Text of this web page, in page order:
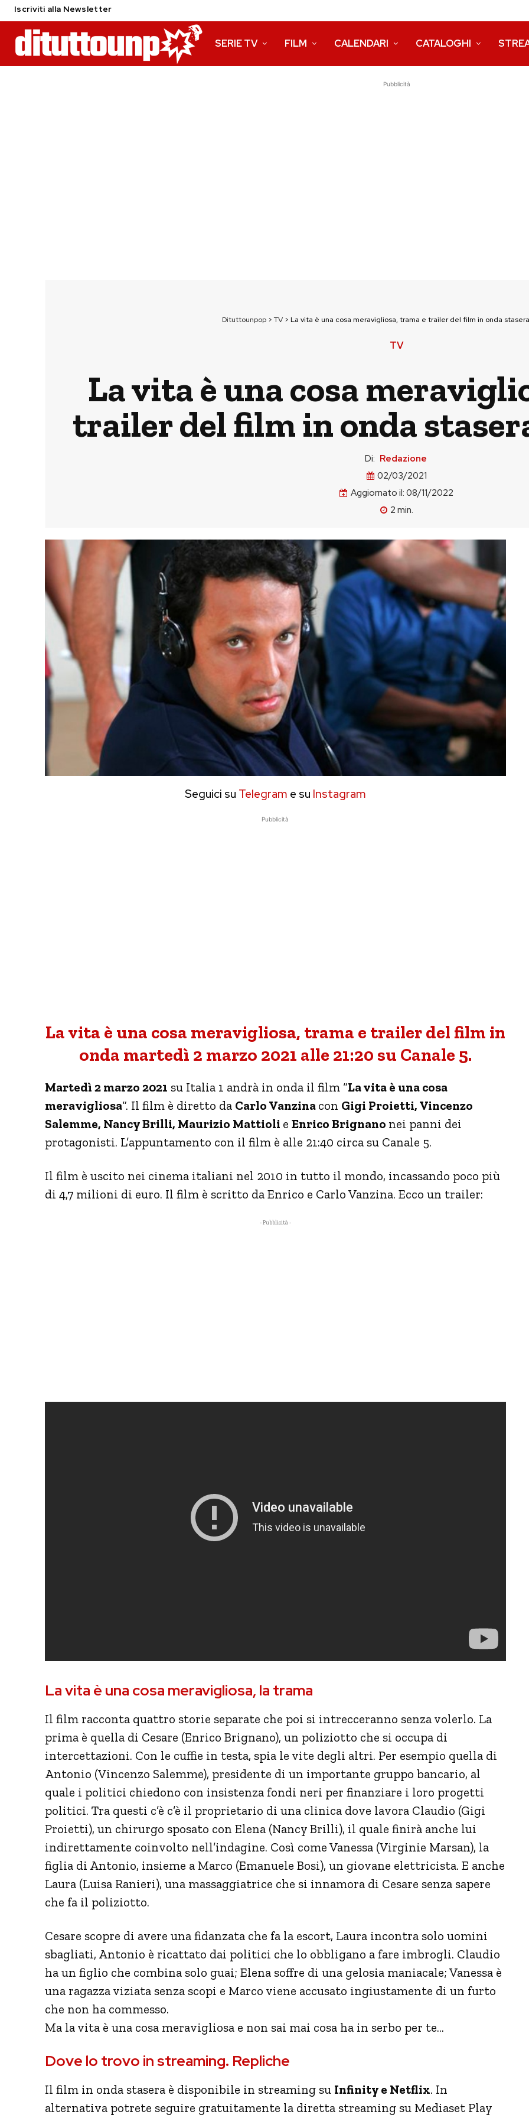
Iscriviti alla Newsletter
SERIE TV FILM CALENDARI CATALOGHI
Pubblicità
Dituttounpop > TV > La vita è una cosa meravigliosa, trama e trailer del film in onda
TV
La vita è una cosa
trailer del film in onda
Di: Redazione
02/03/2021
Aggiornato il: 08/11/2022
2 min.
Seguici su Telegram e su Instagram
Pubblicità
La vita è una cosa meravigliosa, trama e trailer del film in
onda martedì 2 marzo 2021 alle 21:20 su Canale 5.
Martedì 2 marzo 2021 su Italia 1 andrà in onda il film “La vita è una cosa
meravigliosa“. Il film è diretto da Carlo Vanzina con Gigi Proietti, Vincenzo
Salemme, Nancy Brilli, Maurizio Mattioli e Enrico Brignano nei panni dei
protagonisti. L’appuntamento con il film è alle 21:40 circa su Canale 5.
Il film è uscito nei cinema italiani nel 2010 in tutto il mondo, incassando poco più
di 4,7 milioni di euro. Il film è scritto da Enrico e Carlo Vanzina. Ecco un trailer:
- Pubblicità -
La vita è una cosa meravigliosa, la trama
Il film racconta quattro storie separate che poi si intrecceranno senza volerlo. La
prima è quella di Cesare (Enrico Brignano), un poliziotto che si occupa di
intercettazioni. Con le cuffie in testa, spia le vite degli altri. Per esempio quella di
Antonio (Vincenzo Salemme), presidente di un importante gruppo bancario, al
quale i politici chiedono con insistenza fondi neri per finanziare i loro progetti
politici. Tra questi c’è c’è il proprietario di una clinica dove lavora Claudio (Gigi
Proietti), un chirurgo sposato con Elena (Nancy Brilli), il quale finirà anche lui
indirettamente coinvolto nell’indagine. Così come Vanessa (Virginie Marsan), la
figlia di Antonio, insieme a Marco (Emanuele Bosi), un giovane elettricista. E anche
Laura (Luisa Ranieri), una massaggiatrice che si innamora di Cesare senza sapere
che fa il poliziotto.
Cesare scopre di avere una fidanzata che fa la escort, Laura incontra solo uomini
sbagliati, Antonio è ricattato dai politici che lo obbligano a fare imbrogli. Claudio
ha un figlio che combina solo guai; Elena soffre di una gelosia maniacale; Vanessa è
una ragazza viziata senza scopi e Marco viene accusato ingiustamente di un furto
che non ha commesso.
Ma la vita è una cosa meravigliosa e non sai mai cosa ha in serbo per te…
Dove lo trovo in streaming. Repliche
Il film in onda stasera è disponibile in streaming su Infinity e Netflix. In
alternativa potrete seguire gratuitamente la diretta streaming su Mediaset Play